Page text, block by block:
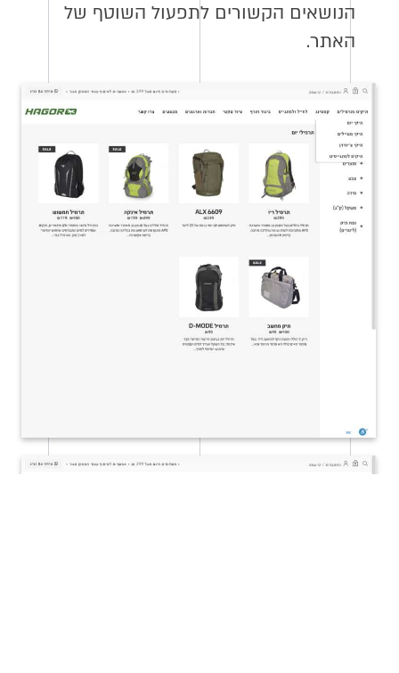
הנושאים הקשורים לתפעול השוטף של
האתר.